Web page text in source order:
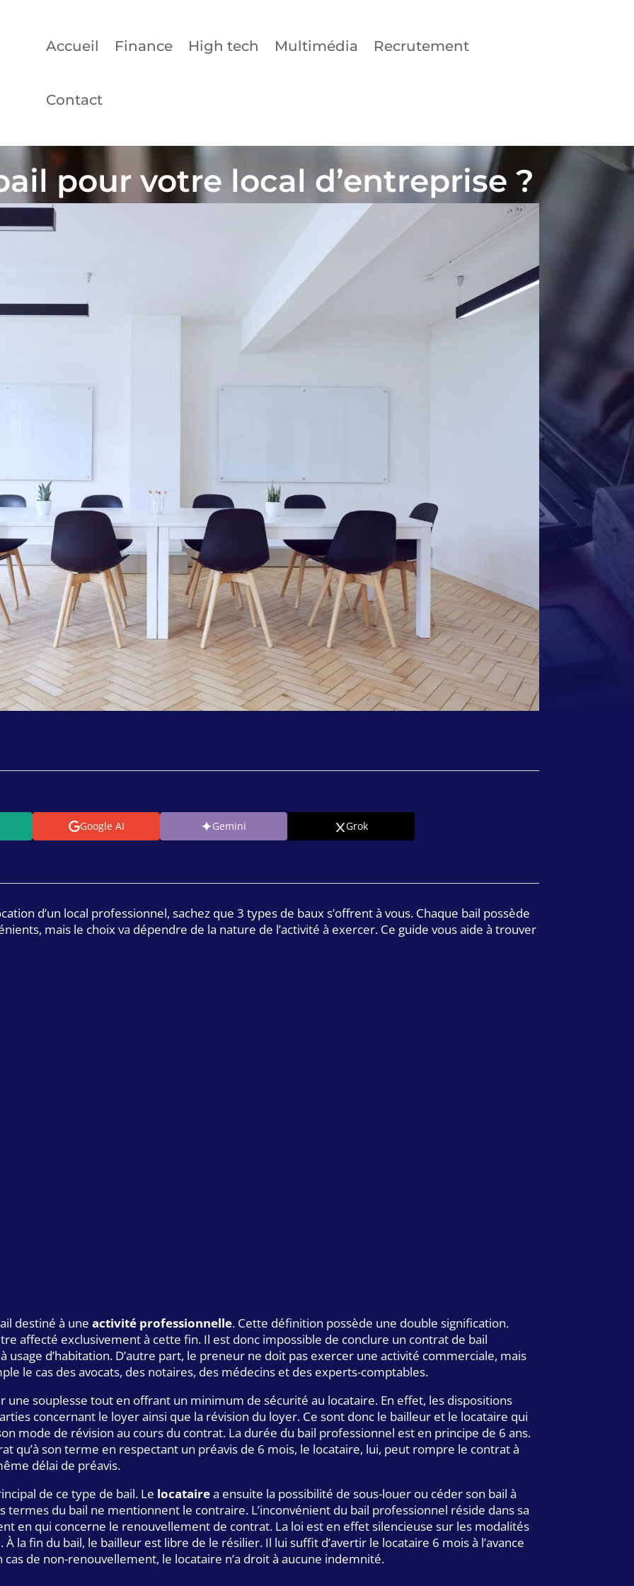
Accueil Finance High tech Multimédia Recrutement
Contact
pour votre local d’entreprise ?
Google AI Gemini Grok
d’un local professionnel, sachez que 3 types de baux s’offrent à vous. Chaque bail possède
mais le choix va dépendre de la nature de l’activité à exercer. Ce guide vous aide à trouver
destiné à uneactivité professionnelle. Cette définition possède une double signification.
affecté exclusivement à cette fin. Il est donc impossible de conclure un contrat de bail
d’habitation. D’autre part, le preneur ne doit pas exercer une activité commerciale, mais
le cas des avocats, des notaires, des médecins et des experts-comptables.
une souplesse tout en offrant un minimum de sécurité au locataire. En effet, les dispositions
concernant le loyer ainsi que la révision du loyer. Ce sont donc le bailleur et le locataire qui
mode de révision au cours du contrat. La durée du bail professionnel est en principe de 6 ans.
qu’à son terme en respectant un préavis de 6 mois, le locataire, lui, peut rompre le contrat à
délai de préavis.
de ce type de bail. Le locatairea ensuite la possibilité de sous-louer ou céder son bail à
termes du bail ne mentionnent le contraire. L’inconvénient du bail professionnel réside dans sa
en qui concerne le renouvellement de contrat. La loi est en effet silencieuse sur les modalités
la fin du bail, le bailleur est libre de le résilier. Il lui suffit d’avertir le locataire 6 mois à l’avance
de non-renouvellement, le locataire n’a droit à aucune indemnité.